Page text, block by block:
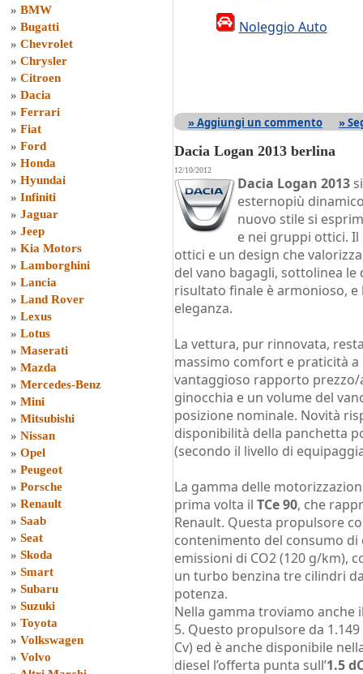
» BMW
» Bugatti
» Chevrolet
» Chrysler
» Citroen
» Dacia
» Ferrari
» Fiat
» Ford
» Honda
» Hyundai
» Infiniti
» Jaguar
» Jeep
» Kia Motors
» Lamborghini
» Lancia
» Land Rover
» Lexus
» Lotus
» Maserati
» Mazda
» Mercedes-Benz
» Mini
» Mitsubishi
» Nissan
» Opel
» Peugeot
» Porsche
» Renault
» Saab
» Seat
» Skoda
» Smart
» Subaru
» Suzuki
» Toyota
» Volkswagen
» Volvo
Noleggio Auto
» Aggiungi un commento »
Dacia Logan 2013 berlina
12/10/2012
Dacia Logan 2013
esternopiù
nuovo stile si
e nei gruppi ottici.
ottici e un design che
del vano bagagli, sottolinea
risultato finale è armonioso,
eleganza.
La vettura, pur rinnovata,
massimo comfort e praticità
vantaggioso rapporto
ginocchia e un volume del
posizione nominale. Novità
disponibilità della panchetta
(secondo il livello di
La gamma delle
prima volta il TCe 90, che
Renault. Questa propulsore
contenimento del consumo di
emissioni di CO2 (120 g/km),
un turbo benzina tre cilindri
potenza.
Nella gamma troviamo anche
5. Questo propulsore da
Cv) ed è anche disponibile
diesel l’offerta punta sull’1.5